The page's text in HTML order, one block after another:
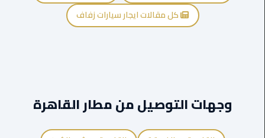
ليموزين
بورسعيد
كل مقالات ايجار سيارات زفاف
وجهات التوصيل من مطار القاهرة